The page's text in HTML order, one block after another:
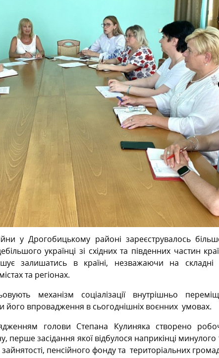
у Дрогобицькому районі зареєструвалось
українці зі східних та південних частин
залишатись в країні, незважаючи на складні
та регіонах.
механізм соціалізації внутрішньо
впровадження в сьогоднішніх воєнних умовах.
голови Степана Кулиняка створено
перше засідання якої відбулося наприкінці минулого
пенсійного фонду та територіальних